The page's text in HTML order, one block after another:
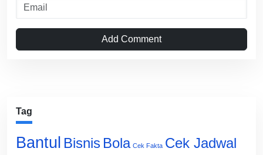
Add Comment
Tag
Bantul Bisnis Bola Cek Fakta Cek Jadwal